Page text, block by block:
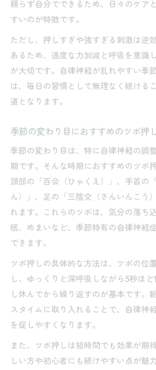
頼らず自分でできるため、日々のケア
すいのが特徴です。
ただし、押しすぎや強すぎる刺激は逆
あるため、適度な力加減と呼吸を意識
が大切です。自律神経が乱れやすい季
は、毎日の習慣として無理なく続ける
道となります。
季節の変わり目におすすめのツボ押
季節の変わり目は、特に自律神経の調
期です。そんな時期におすすめのツボ
頭部の「百会（ひゃくえ）」、手首の
ん）」、足の「三陰交（さんいんこう
れます。これらのツボは、気分の落ち
眠、めまいなど、季節特有の自律神経
できます。
ツボ押しの具体的な方法は、ツボの位
し、ゆっくりと深呼吸しながら5秒ほ
し休んでから繰り返すのが基本です。
スタイムに取り入れることで、自律神
を促しやすくなります。
また、ツボ押しは短時間でも効果が期
しい方や初心者にも続けやすい点が魅